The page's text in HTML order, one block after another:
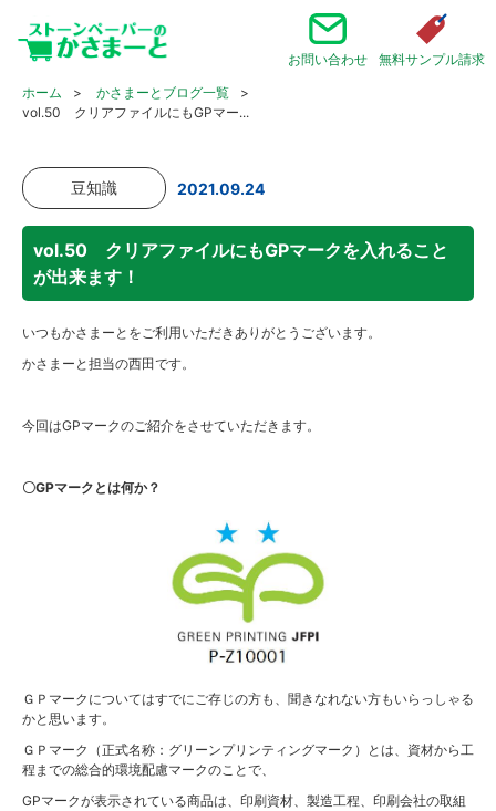
お問い合わせ
無料サンプル請求
ホーム
かさまーとブログ一覧
vol.50 クリアファイルにもGPマー...
豆知識 2021.09.24
vol.50 クリアファイルにもGPマークを入れること
が出来ます！
いつもかさまーとをご利用いただきありがとうございます。
かさまーと担当の西田です。
今回はGPマークのご紹介をさせていただきます。
〇GPマークとは何か？
ＧＰマークについてはすでにご存じの方も、聞きなれない方もいらっしゃる
かと思います。
ＧＰマーク（正式名称：グリーンプリンティングマーク）とは、資材から工
程までの総合的環境配慮マークのことで、
GPマークが表示されている商品は、印刷資材、製造工程、印刷会社の取組